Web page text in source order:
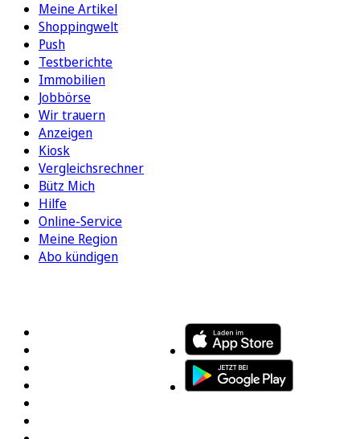
Meine Artikel
Shoppingwelt
Push
Testberichte
Immobilien
Jobbörse
Wir trauern
Anzeigen
Kiosk
Vergleichsrechner
Bütz Mich
Hilfe
Online-Service
Meine Region
Abo kündigen